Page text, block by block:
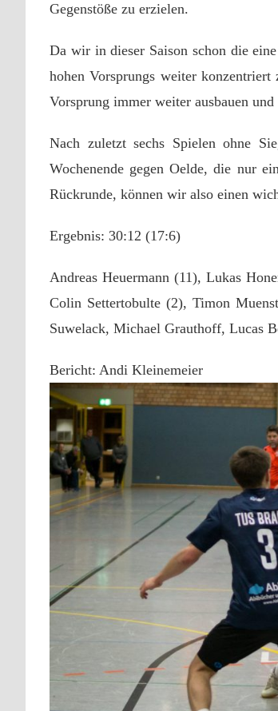
Gegenstöße zu erzielen.
Da wir in dieser Saison schon die
hohen Vorsprungs weiter
Vorsprung immer weiter ausbauen
Nach zuletzt sechs Spielen ohne
Wochenende gegen Oelde, die nur
Rückrunde, können wir also einen
Ergebnis: 30:12 (17:6)
Andreas Heuermann (11), Lukas
Colin Settertobulte (2), Timon
Suwelack, Michael Grauthoff, Lucas
Bericht: Andi Kleinemeier